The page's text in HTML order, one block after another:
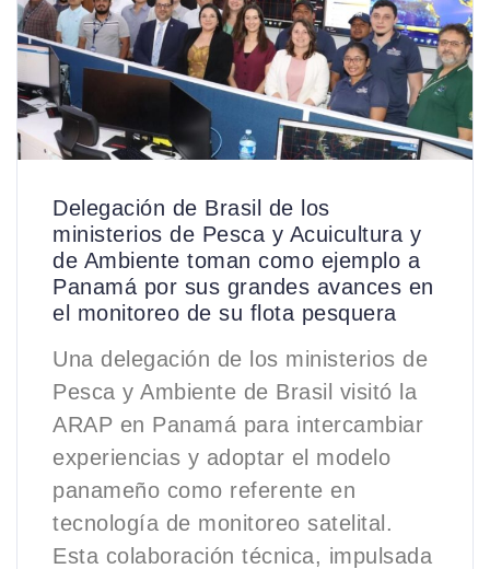
Delegación de Brasil de los
ministerios de Pesca y Acuicultura y
de Ambiente toman como ejemplo a
Panamá por sus grandes avances en
el monitoreo de su flota pesquera
Una delegación de los ministerios de
Pesca y Ambiente de Brasil visitó la
ARAP en Panamá para intercambiar
experiencias y adoptar el modelo
panameño como referente en
tecnología de monitoreo satelital.
Esta colaboración técnica, impulsada